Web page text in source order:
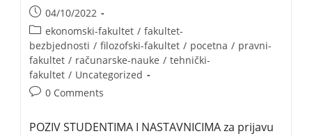
04/10/2022
ekonomski-fakultet / fakultet-
bezbjednosti / filozofski-fakultet / pocetna / pravni-
fakultet / računarske-nauke / tehnički-
fakultet / Uncategorized
0 Comments
POZIV STUDENTIMA I NASTAVNICIMA za prijavu